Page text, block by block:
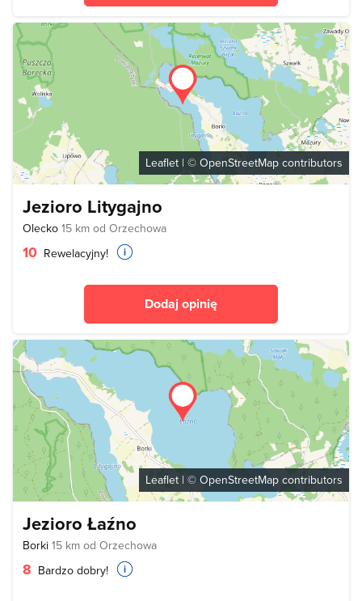
Leaflet | © OpenStreetMap contributors
Jezioro Litygajno
Olecko 15 km od Orzechowa
10 Rewelacyjny!
Dodaj opinię
Leaflet | © OpenStreetMap contributors
Jezioro Łaźno
Borki 15 km od Orzechowa
8 Bardzo dobry!